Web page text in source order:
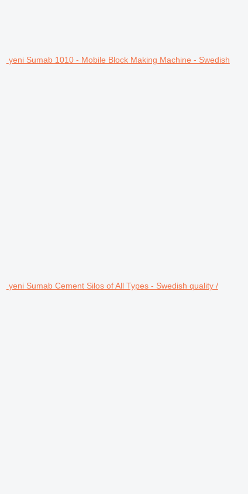
yeni Sumab 1010 - Mobile Block Making Machine - Swedish
yeni Sumab Cement Silos of All Types - Swedish quality /